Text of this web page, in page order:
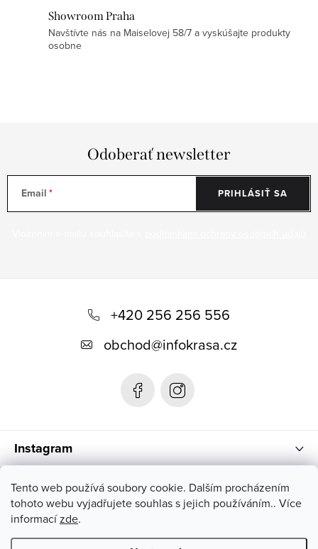
Tento web používá soubory cookie. Dalším procházením
tohoto webu vyjadřujete souhlas s jejich používáním.. Více
informacízde.
Showroom Praha
Navštívte nás na Maiselovej 58/7 a vyskúšajte produkty
osobne
Odoberať newsletter
Email PRIHLÁSIŤ SA
Instagram
+420 256 256 556
obchod@infokrasa.cz
Informácie pre vás